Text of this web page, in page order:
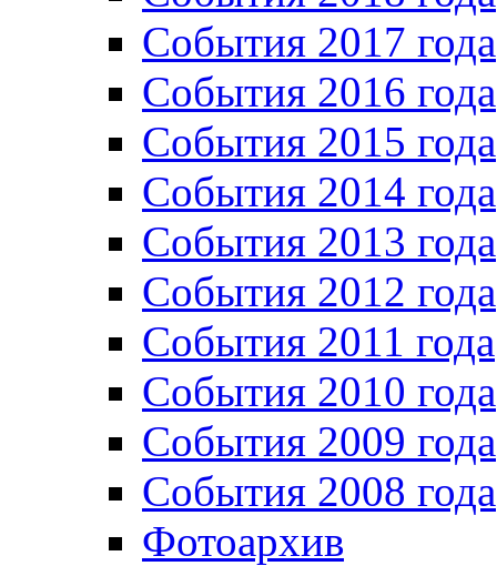
События 2017 года
События 2016 года
События 2015 года
События 2014 года
События 2013 года
События 2012 года
События 2011 года
События 2010 года
События 2009 года
События 2008 года
Фотоархив